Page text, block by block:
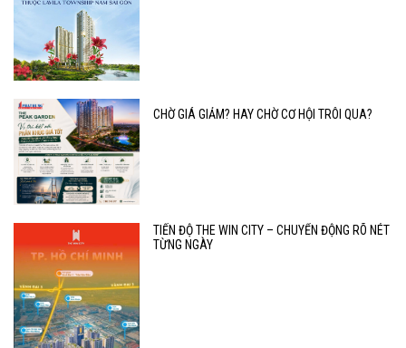
CHỜ GIÁ GIẢM? HAY CHỜ CƠ HỘI TRÔI QUA?
TIẾN ĐỘ THE WIN CITY – CHUYỂN ĐỘNG RÕ NÉT
TỪNG NGÀY